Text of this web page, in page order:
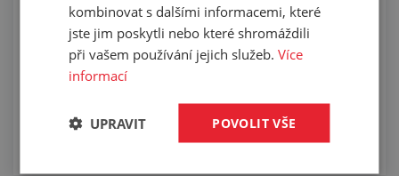
kombinovat s dalšími informacemi, které
jste jim poskytli nebo které shromáždili
při vašem používání jejich služeb.Více
informací
POVOLIT VŠE
UPRAVIT